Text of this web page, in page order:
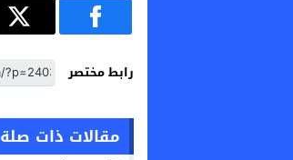
رابط مختصر
مقالات ذات صلة